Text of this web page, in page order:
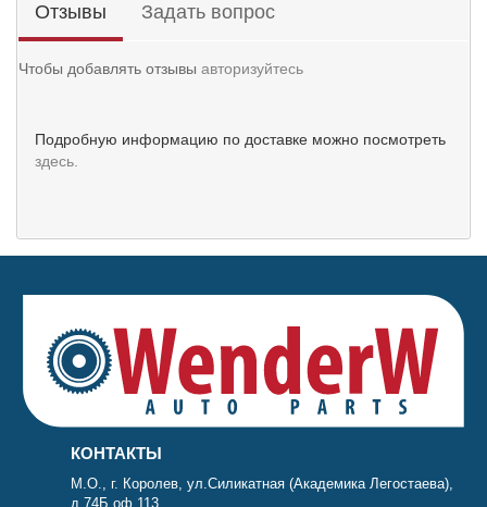
Отзывы Задать вопрос
Чтобы добавлять отзывы авторизуйтесь
Подробную информацию по доставке можно посмотреть
здесь.
КОНТАКТЫ
М.О., г. Королев, ул.Силикатная (Академика Легостаева),
д.74Б оф.113